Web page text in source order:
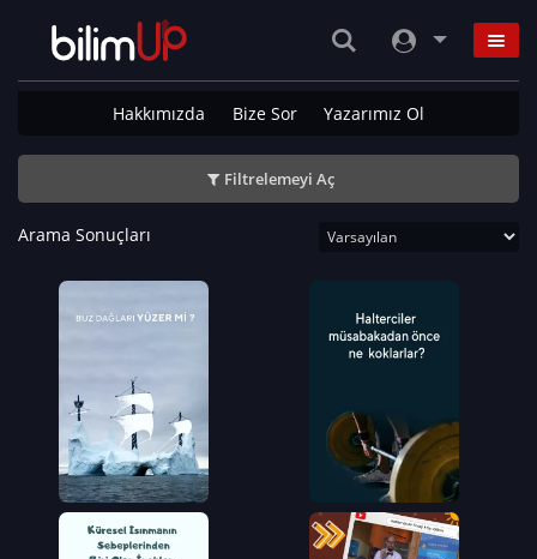
Hakkımızda Bize Sor Yazarımız Ol
Filtrelemeyi Aç
Arama Sonuçları